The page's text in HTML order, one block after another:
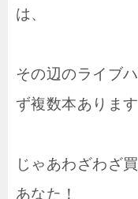
は、
その辺のライブ
ず複数本あります
じゃあわざわざ
あなた！